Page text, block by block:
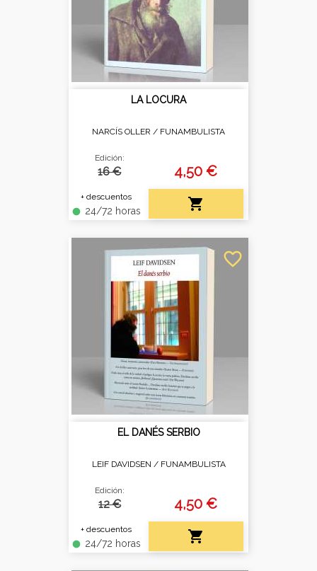
LA LOCURA
NARCÍS OLLER / FUNAMBULISTA
Edición:
16 €
+ descuentos
fiber_manual_record 24/72 horas
4,50 €

EL DANÉS SERBIO
LEIF DAVIDSEN / FUNAMBULISTA
Edición:
12 €
+ descuentos
fiber_manual_record 24/72 horas
4,50 €

favorite_border